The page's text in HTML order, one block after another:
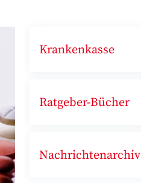
Krankenkasse
Ratgeber-Bücher
Nachrichtenarchiv